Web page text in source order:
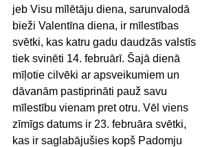
jeb Visu mīlētāju diena, sarunvalodā
bieži Valentīna diena, ir mīlestības
svētki, kas katru gadu daudzās valstīs
tiek svinēti 14. februārī. Šajā dienā
mīļotie cilvēki ar apsveikumiem un
dāvanām pastiprināti pauž savu
mīlestību vienam pret otru. Vēl viens
zīmīgs datums ir 23. februāra svētki,
kas ir saglabājušies kopš Padomju